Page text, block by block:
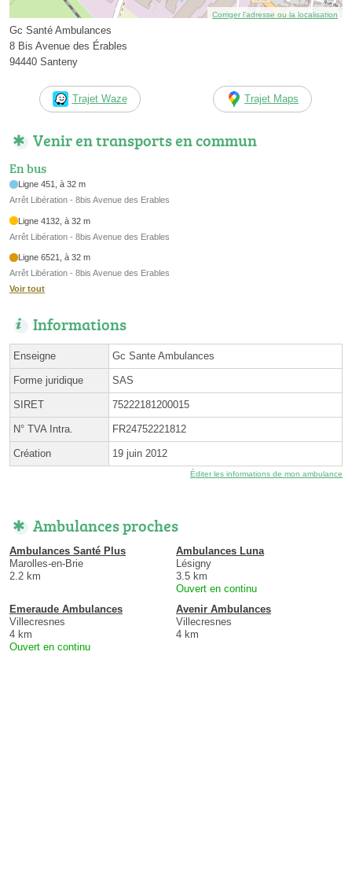
Corriger l’adresse ou la localisation
Gc Santé Ambulances
8 Bis Avenue des Érables
94440 Santeny
Trajet Waze Trajet Maps
Venir en transports en commun
En bus
Ligne 451, à 32 m
Arrêt Libération - 8bis Avenue des Erables
Ligne 4132, à 32 m
Arrêt Libération - 8bis Avenue des Erables
Ligne 6521, à 32 m
Arrêt Libération - 8bis Avenue des Erables
Voir tout
Informations
Enseigne Gc Sante Ambulances
Forme juridique SAS
SIRET 75222181200015
N° TVA Intra. FR24752221812
Création 19 juin 2012
Éditer les informations de mon ambulance
Ambulances proches
Ambulances Santé Plus
Marolles-en-Brie
2.2 km
Ambulances Luna
Lésigny
3.5 km
Ouvert en continu
Emeraude Ambulances
Villecresnes
4 km
Ouvert en continu
Avenir Ambulances
Villecresnes
4 km